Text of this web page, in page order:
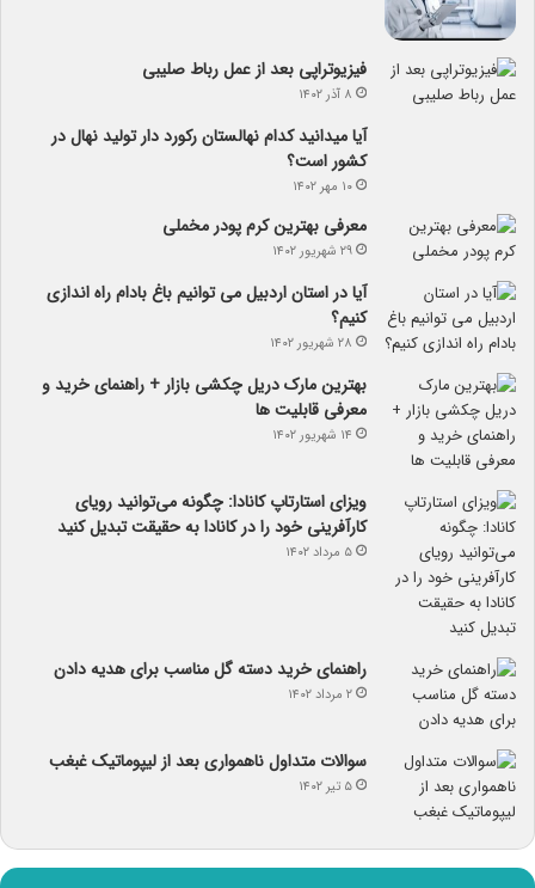
فیزیوتراپی بعد از عمل رباط صلیبی
۸ آذر ۱۴۰۲
آیا می­دانید کدام نهالستان رکورد دار تولید نهال­ در
کشور است؟
۱۰ مهر ۱۴۰۲
معرفی بهترین کرم پودر مخملی
۲۹ شهریور ۱۴۰۲
آیا در استان اردبیل می توانیم باغ بادام راه اندازی
کنیم؟
۲۸ شهریور ۱۴۰۲
بهترین مارک دریل چکشی بازار + راهنمای خرید و
معرفی قابلیت ها
۱۴ شهریور ۱۴۰۲
ویزای استارتاپ کانادا: چگونه می‌توانید رویای
کارآفرینی خود را در کانادا به حقیقت تبدیل کنید
۵ مرداد ۱۴۰۲
راهنمای خرید دسته گل مناسب برای هدیه دادن
۲ مرداد ۱۴۰۲
سوالات متداول ناهمواری بعد از لیپوماتیک غبغب
۵ تیر ۱۴۰۲